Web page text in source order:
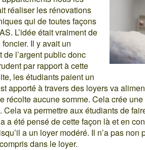
réaliser les rénovations
qui de toutes façons
L’idée était vraiment de
Il y avait un
de l’argent public donc
par rapport à cette
les étudiants paient un
apporté à travers des loyers va
récolte aucune somme. Cela crée
Cela va permettre aux étudiants de
a été pensé de cette façon là et en
a un loyer modéré. Il n’a pas
dans le loyer.